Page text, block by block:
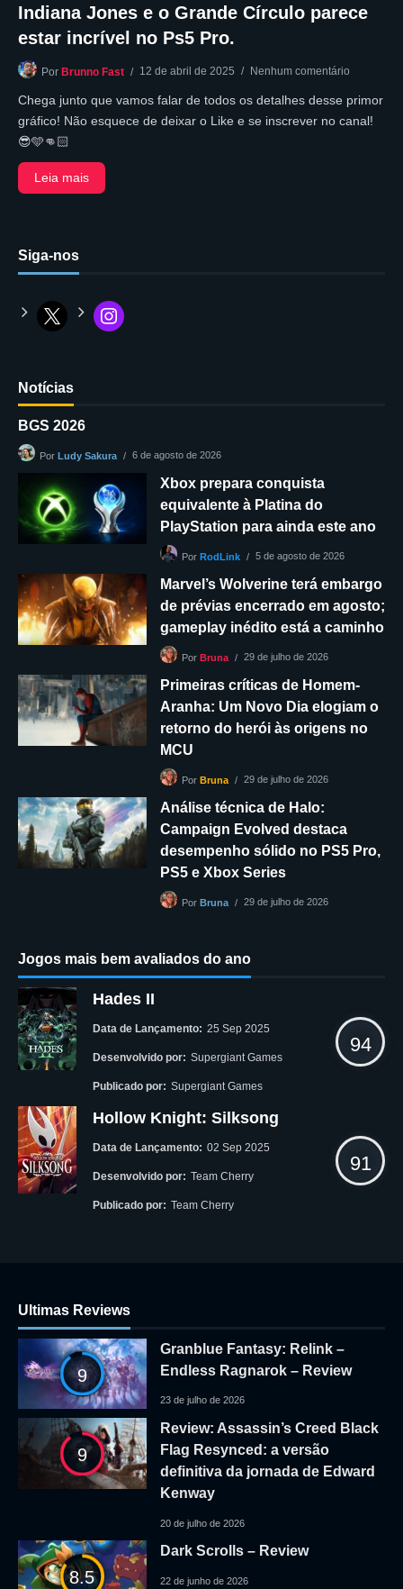
Indiana Jones e o Grande Círculo parece
estar incrível no Ps5 Pro.
Por Brunno Fast 12 de abril de 2025 Nenhum comentário
Chega junto que vamos falar de todos os detalhes desse primor
gráfico! Não esquece de deixar o Like e se inscrever no canal!
😎🩵👊🏻
Leia mais
Siga-nos
Notícias
BGS 2026
Por Ludy Sakura 6 de agosto de 2026
Xbox prepara conquista
equivalente à Platina do
PlayStation para ainda este ano
Por RodLink 5 de agosto de 2026
Marvel’s Wolverine terá embargo
de prévias encerrado em agosto;
gameplay inédito está a caminho
Por Bruna 29 de julho de 2026
Primeiras críticas de Homem-
Aranha: Um Novo Dia elogiam o
retorno do herói às origens no
MCU
Por Bruna 29 de julho de 2026
Análise técnica de Halo:
Campaign Evolved destaca
desempenho sólido no PS5 Pro,
PS5 e Xbox Series
Por Bruna 29 de julho de 2026
Jogos mais bem avaliados do ano
Hades II
Data de Lançamento: 25 Sep 2025
Desenvolvido por: Supergiant Games
Publicado por: Supergiant Games
94
Hollow Knight: Silksong
Data de Lançamento: 02 Sep 2025
Desenvolvido por: Team Cherry
Publicado por: Team Cherry
91
Ultimas Reviews
9
Granblue Fantasy: Relink –
Endless Ragnarok – Review
23 de julho de 2026
9
Review: Assassin’s Creed Black
Flag Resynced: a versão
definitiva da jornada de Edward
Kenway
20 de julho de 2026
8.5
Dark Scrolls – Review
22 de junho de 2026